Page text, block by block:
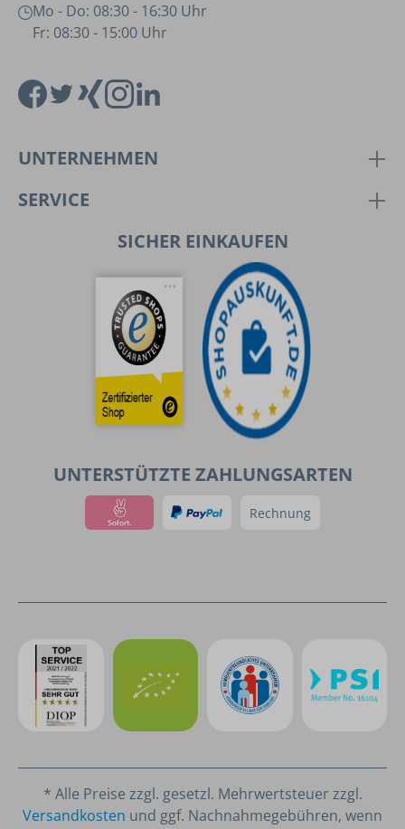
Mo - Do: 08:30 - 16:30 Uhr
Fr: 08:30 - 15:00 Uhr
UNTERNEHMEN
SERVICE
SICHER EINKAUFEN
UNTERSTÜTZTE ZAHLUNGSARTEN
Rechnung
* Alle Preise zzgl. gesetzl. Mehrwertsteuer zzgl.
Versandkosten und ggf. Nachnahmegebühren, wenn